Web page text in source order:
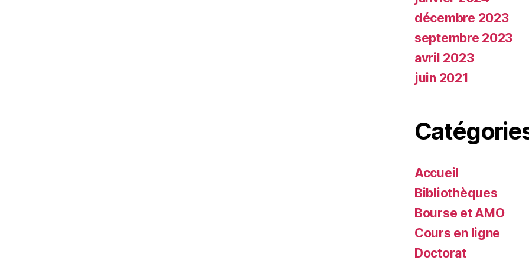
décembre 2023
septembre 2023
avril 2023
juin 2021
Accueil
Bibliothèques
Bourse et AMO
Cours en ligne
Doctorat